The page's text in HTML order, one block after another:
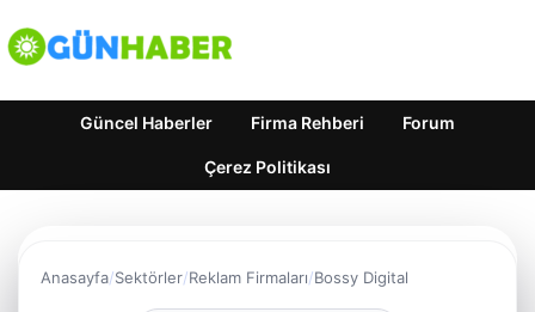
Güncel Haberler Firma Rehberi Forum
Çerez Politikası
Anasayfa Sektörler Reklam Firmaları Bossy Digital